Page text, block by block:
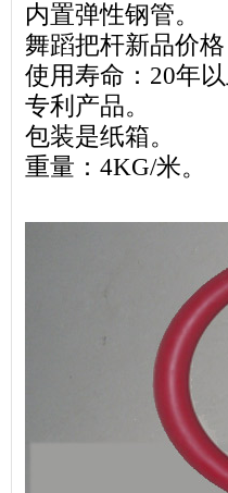
内置弹性钢管。
舞蹈把杆新品价格
使用寿命：20年以
专利产品。
包装是纸箱。
重量：4KG/米。